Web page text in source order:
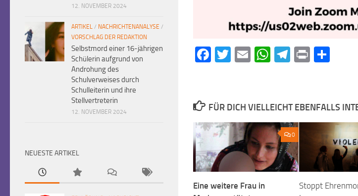
Facebook
Twitter
EmailWhatsApp
Telegram
Print
FÜR DICH VIELLEICHT EBENFALLS
0
Eine weitere Frau in
Stoppt
12. NOVEMBER 2024
ARTIKEL / NACHRICHTENANALYSE /
VORSCHLAG DER REDAKTION
Selbstmord einer 16-jährigen
Schülerin aufgrund von
Androhung des
Schulverweises durch
Schulleiterin und ihre
Stellvertreterin
12. NOVEMBER 2024
NEUESTE ARTIKEL